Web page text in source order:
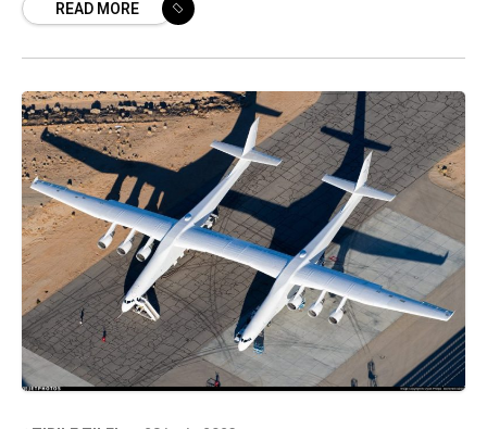
la bord. În
READ MORE